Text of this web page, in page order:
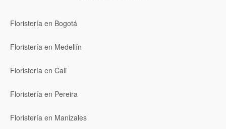
Floristería en Bogotá
Floristería en Medellín
Floristería en Cali
Floristería en Pereira
Floristería en Manizales